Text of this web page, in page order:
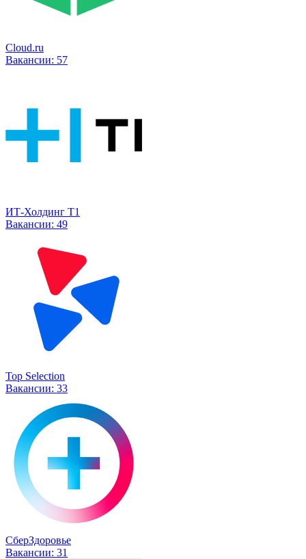
Cloud.ru
Вакансии: 57
ИТ-Холдинг Т1
Вакансии: 49
Top Selection
Вакансии: 33
СберЗдоровье
Вакансии: 31